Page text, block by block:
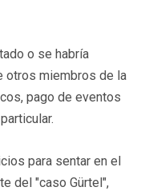
o se habría
otros miembros de la
pago de eventos
para sentar en el
del "caso Gürtel",